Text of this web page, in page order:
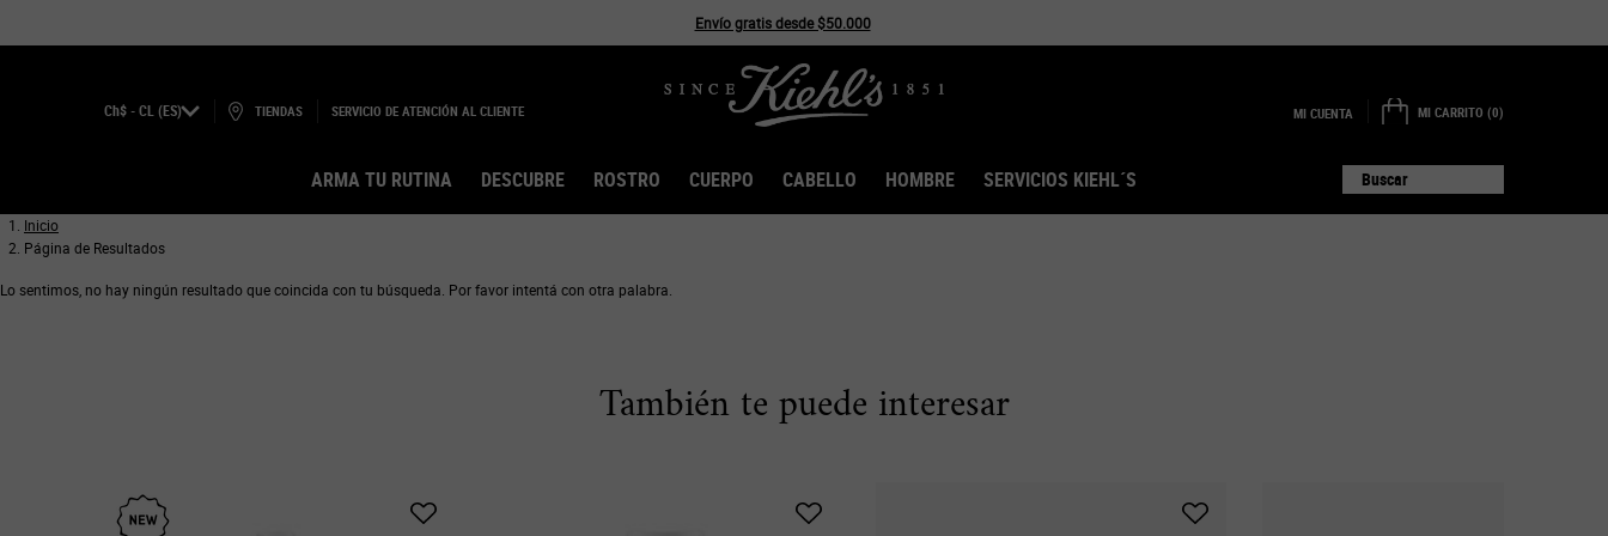
Envío gratis desde $50.000
Ch$ - CL (ES) TIENDAS SERVICIO DE ATENCIÓN AL CLIENTE MI CUENTA MI CARRITO 0
0 PRODUCTO EN EL CARRITO
ARMA TU RUTINA DESCUBRE ROSTRO CUERPO CABELLO HOMBRE SERVICIOS KIEHL´S Buscar
Main content
Inicio
Página de Resultados
Lo sentimos, no hay ningún resultado que coincida con tu búsqueda. Por favor intentá con otra palabra.
También te puede interesar